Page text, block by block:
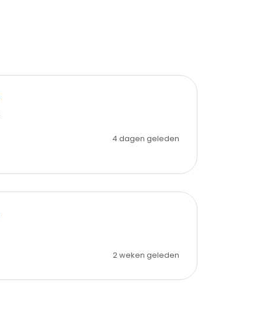
4 dagen geleden
2 weken geleden